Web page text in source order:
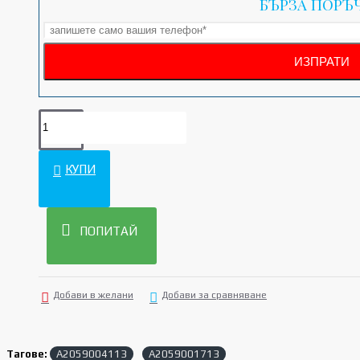
БЪРЗА
КУПИ
ПОПИТАЙ
Добави в желани Добави за сравняване
Тагове: A2059004113 A2059001713